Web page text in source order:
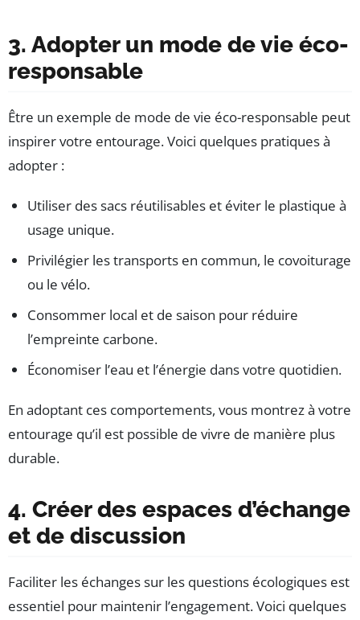
3. Adopter un mode de vie éco-
responsable
Être un exemple de mode de vie éco-responsable peut
inspirer votre entourage. Voici quelques pratiques à
adopter :
Utiliser des sacs réutilisables et éviter le plastique à
usage unique.
Privilégier les transports en commun, le covoiturage
ou le vélo.
Consommer local et de saison pour réduire
l’empreinte carbone.
Économiser l’eau et l’énergie dans votre quotidien.
En adoptant ces comportements, vous montrez à votre
entourage qu’il est possible de vivre de manière plus
durable.
4. Créer des espaces d’échange
et de discussion
Faciliter les échanges sur les questions écologiques est
essentiel pour maintenir l’engagement. Voici quelques